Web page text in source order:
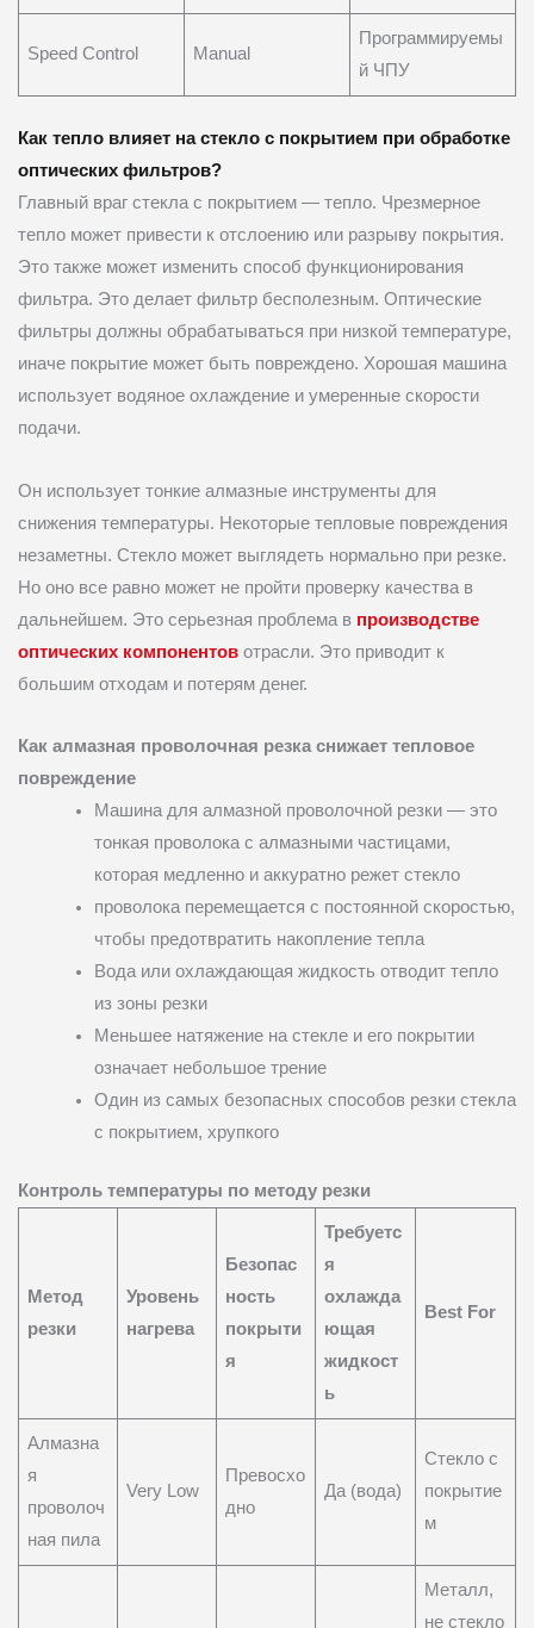
Speed Control Manual
Программируемы
й ЧПУ
Как тепло влияет на стекло с покрытием при обработке
оптических фильтров?
Главный враг стекла с покрытием — тепло. Чрезмерное
тепло может привести к отслоению или разрыву покрытия.
Это также может изменить способ функционирования
фильтра. Это делает фильтр бесполезным. Оптические
фильтры должны обрабатываться при низкой температуре,
иначе покрытие может быть повреждено. Хорошая машина
использует водяное охлаждение и умеренные скорости
подачи.
Он использует тонкие алмазные инструменты для
снижения температуры. Некоторые тепловые повреждения
незаметны. Стекло может выглядеть нормально при резке.
Но оно все равно может не пройти проверку качества в
дальнейшем. Это серьезная проблема в производстве
оптических компонентов отрасли. Это приводит к
большим отходам и потерям денег.
Как алмазная проволочная резка снижает тепловое
повреждение
Машина для алмазной проволочной резки — это
тонкая проволока с алмазными частицами,
которая медленно и аккуратно режет стекло
проволока перемещается с постоянной скоростью,
чтобы предотвратить накопление тепла
Вода или охлаждающая жидкость отводит тепло
из зоны резки
Меньшее натяжение на стекле и его покрытии
означает небольшое трение
Один из самых безопасных способов резки стекла
с покрытием, хрупкого
Контроль температуры по методу резки
Метод
резки
Уровень
нагрева
Безопас
ность
покрыти
я
Требуетс
я
охлажда
ющая
жидкост
ь
Best For
Алмазна
я
проволоч
ная пила
Very Low
Превосхо
дно
Да (вода)
Стекло с
покрытие
м
Металл,
не стекло